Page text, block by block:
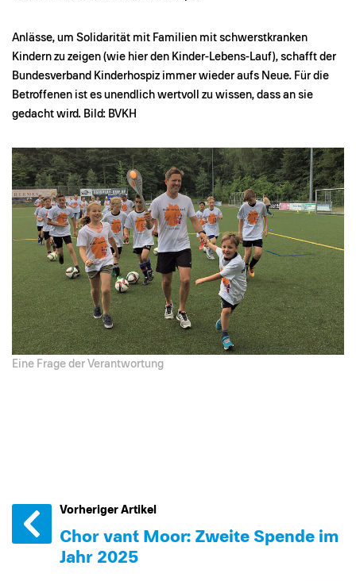
Anlässe, um Solidarität mit Familien mit schwerstkranken
Kindern zu zeigen (wie hier den Kinder-Lebens-Lauf), schafft der
Bundesverband Kinderhospiz immer wieder aufs Neue. Für die
Betroffenen ist es unendlich wertvoll zu wissen, dass an sie
gedacht wird. Bild: BVKH
Eine Frage der Verantwortung
Vorheriger Artikel
Chor van´t Moor: Zweite Spende im
Jahr 2025